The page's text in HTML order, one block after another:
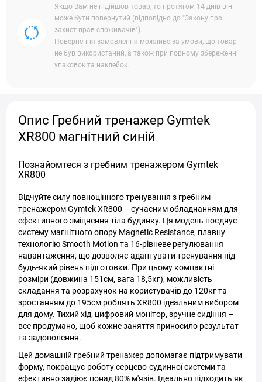
Якщо Вам не підійшов товар, то протягом 14 днів він
може бути повернутий (відповідно до "Закону про
захист прав споживачів").
Повернення замовлення можливе за умови, що товар
не був використаний, а також при повному збереженні
упаковок та наклейок.
Опис Гребний тренажер Gymtek
XR800 магнітний синій
Познайомтеся з гребним тренажером Gymtek
XR800
Відчуйте силу повноцінного тренування з гребним
тренажером Gymtek XR800 – сучасним обладнанням для
ефективного зміцнення тіла будинку. Ця модель поєднує
систему магнітного опору Magnetic Resistance, плавну
технологію Smooth Motion та 16-рівневе регулювання
навантаження, що дозволяє адаптувати тренування під
будь-який рівень підготовки. При цьому компактні
розміри (довжина 151см, вага 18,5кг), можливість
складання та розрахунок на користувачів до 120кг та
зростанням до 195см роблять XR800 ідеальним вибором
для дому. Тихий хід, цифровий монітор, зручне сидіння –
все продумано, щоб кожне заняття приносило результат
та задоволення.
Цей домашній гребний тренажер допомагає підтримувати
форму, покращує роботу серцево-судинної системи та
ефективно задіює понад 80% м'язів. Ідеально підходить як